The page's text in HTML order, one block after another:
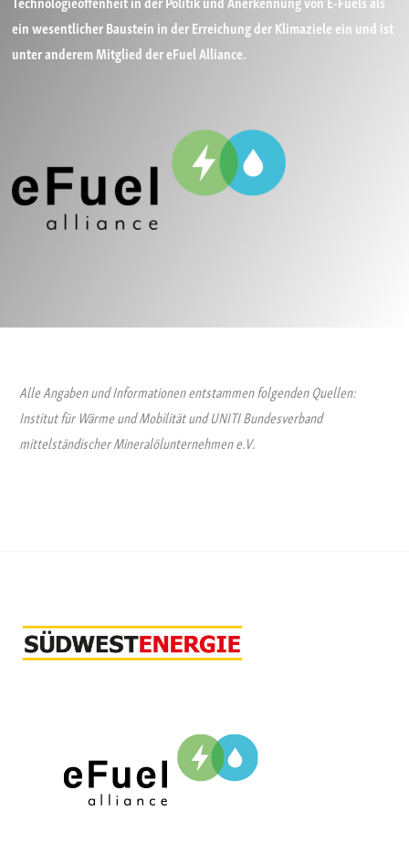
ein wesentlicher Baustein in der Erreichung der Klimaziele ein und ist
unter anderem Mitglied der eFuel Alliance.
Alle Angaben und Informationen entstammen folgenden Quellen:
Institut für Wärme und Mobilität und UNITI Bundesverband
mittelständischer Mineralölunternehmen e.V.